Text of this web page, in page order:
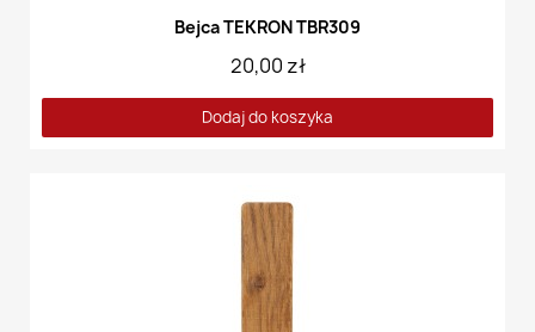
Bejca TEKRON TBR309
20,00 zł
Dodaj do koszyka